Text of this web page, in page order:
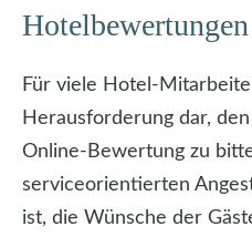
Für viele Hotel-
Herausforderung dar,
Online-Bewertung zu
serviceorientierten
ist, die Wünsche der